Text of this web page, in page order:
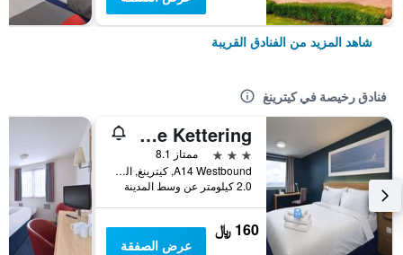
شاهد المزيد من الفنادق القريبة
فنادق رخيصة في كيترينغ
Travelodge Kettering
3 نجوم
ممتاز 8.1
A14 Westbound, كيترينغ, المملكة المتحدة
2.0 كيلومتر عن وسط المدينة
160 ﷼
عرض الصفقة